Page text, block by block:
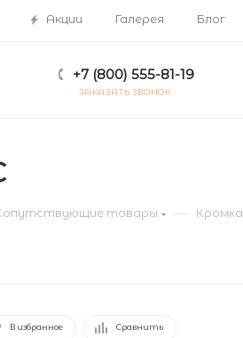
Акции Галерея Блог
+7 (800) 555-81-19
ЗАКАЗАТЬ ЗВОНОК
товары — Кромка
В избранное Сравнить